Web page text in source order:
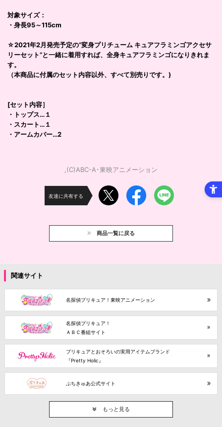
対象サイズ：
・身長95～115cm
☆2021年2月発売予定の“変身プリチューム キュアフラミンゴアクセサ
リーセット”と一緒に着用すれば、全身キュアフラミンゴになりきれま
す。
（本商品に付属のセット内容以外、すべて別売りです。)
[セット内容］
・トップス…１
・スカート…１
・アームカバー…2
,(C)ABC-A･東映アニメーション
友達に共有する
商品一覧に戻る
関連サイト
名探偵プリキュア！東映アニメーション
名探偵プリキュア！
ＡＢＣ番組サイト
プリキュアとおそろいの実用アイテムブランド
『Pretty Holic』
ぷちきゅあ公式サイト
もっと見る